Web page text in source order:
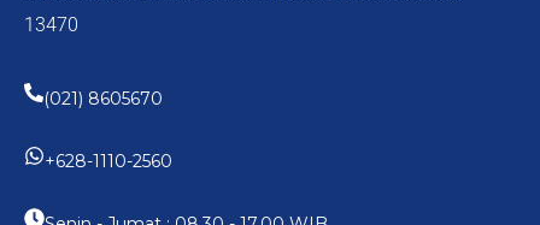
13470
(021) 8605670
+628-1110-2560